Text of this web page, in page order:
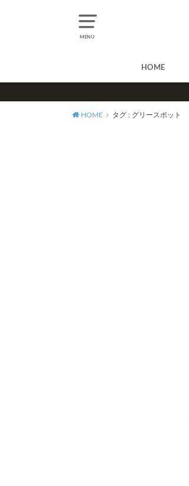
MENU
HOME
HOME タグ : グリースポット